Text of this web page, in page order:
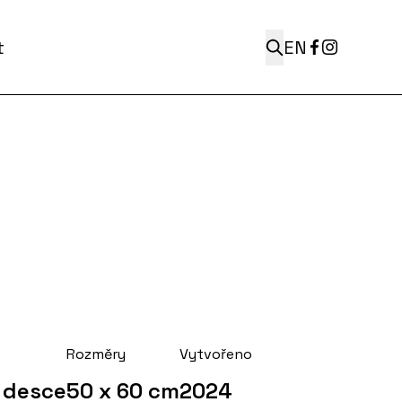
EN
Rozměry
50 x 60 cm
Vytvořeno
2024